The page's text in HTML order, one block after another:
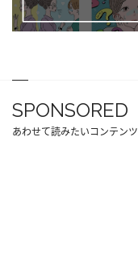
SPONSORED
あわせて読みたいコンテンツ